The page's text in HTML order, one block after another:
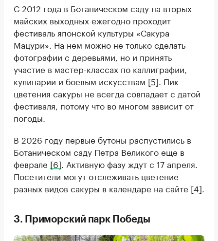
С 2012 года в Ботаническом саду на вторых
майских выходных ежегодно проходит
фестиваль японской культуры «Сакура
Мацури». На нем можно не только сделать
фотографии с деревьями, но и принять
участие в мастер-классах по каллиграфии,
кулинарии и боевым искусствам [5] . Пик
цветения сакуры не всегда совпадает с датой
фестиваля, потому что во многом зависит от
погоды.
В 2026 году первые бутоны распустились в
Ботаническом саду Петра Великого еще в
феврале [6] . Активную фазу ждут с 17 апреля.
Посетители могут отслеживать цветение
разных видов сакуры в календаре на сайте [4]
3. Приморский парк Победы